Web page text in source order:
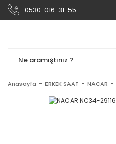
0530-016-31-55
Anasayfa ERKEK SAAT NACAR